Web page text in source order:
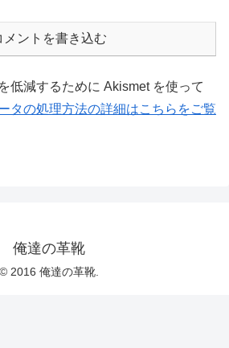
メントを書き込む
低減するために Akismet を使って
タの処理方法の詳細はこちらをご覧
俺達の革靴
© 2016 俺達の革靴.